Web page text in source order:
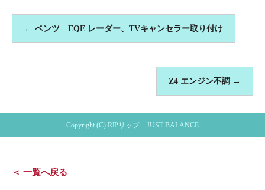
← ベンツ EQE レーダー、TVキャンセラー取り付け
Z4 エンジン不調 →
Copyright (C) RIPリップ – JUST BALANCE
＜ 一覧へ戻る